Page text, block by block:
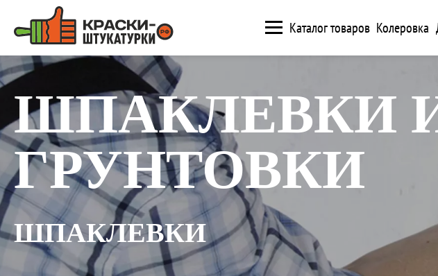
Каталог товаров Колеровка
ШПАКЛЕВКИ
ГРУНТОВКИ
ШПАКЛЕВКИ